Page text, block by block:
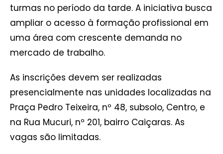
turmas no período da tarde. A iniciativa busca
ampliar o acesso à formação profissional em
uma área com crescente demanda no
mercado de trabalho.
As inscrições devem ser realizadas
presencialmente nas unidades localizadas na
Praça Pedro Teixeira, nº 48, subsolo, Centro, e
na Rua Mucuri, nº 201, bairro Caiçaras. As
vagas são limitadas.